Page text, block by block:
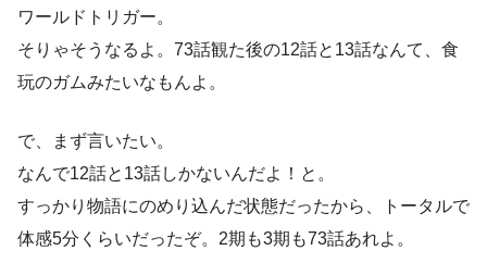
ワールドトリガー。
そりゃそうなるよ。73話観た後の12話と13話なんて、食
玩のガムみたいなもんよ。
で、まず言いたい。
なんで12話と13話しかないんだよ！と。
すっかり物語にのめり込んだ状態だったから、トータルで
体感5分くらいだったぞ。2期も3期も73話あれよ。